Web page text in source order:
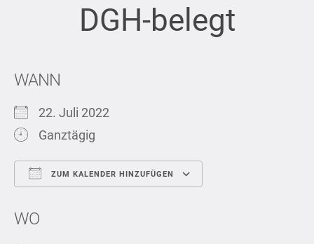
DGH-belegt
WANN
22. Juli 2022
Ganztägig
ZUM KALENDER HINZUFÜGEN
WO